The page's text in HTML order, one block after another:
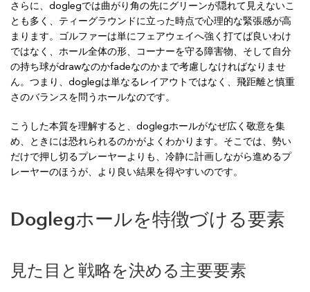
さらに、doglegでは曲がり角の先にグリーンが隠れて見えないこ
とも多く、ティーグラウンドに立った時点で心理的な緊張感が高
まります。ゴルファーは単にフェアウェイへ強く打てば良いわけ
ではなく、ホール全体の形、コーナーを守る障害物、そして自分
の持ち球がdrawなのかfadeなのかまで考慮しなければなりませ
ん。つまり、doglegは単なるレイアウトではなく、飛距離と慎重
さのバランスを問うホールなのです。
こうした本質を理解すると、doglegホールがなぜ広く敬意を集
め、ときには恐れられるのかがよくわかります。そこでは、勢い
だけで押し切るプレーヤーよりも、冷静に計画しながら進めるプ
レーヤーのほうが、より良い結果を得やすいのです。
Doglegホールを特徴づける要素
見た目と戦略を決める主要要素